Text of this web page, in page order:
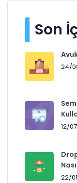
Son
24/
12/
22/